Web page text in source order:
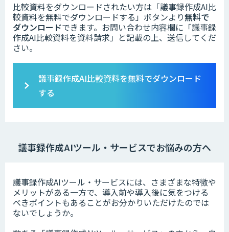
比較資料をダウンロードされたい方は「議事録作成AI比
較資料を無料でダウンロードする」ボタンより無料で
ダウンロードできます。お問い合わせ内容欄に「議事録
作成AI比較資料を資料請求」と記載の上、送信してくだ
さい。
議事録作成AI比較資料を無料でダウンロード
する
議事録作成AIツール・サービスでお悩みの方へ
議事録作成AIツール・サービスには、さまざまな特徴や
メリットがある一方で、導入前や導入後に気をつける
べきポイントもあることがお分かりいただけたのでは
ないでしょうか。